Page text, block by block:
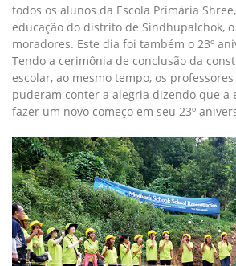
todos os alunos da Escola Primária
educação do distrito de Sindhupalchok,
moradores. Este dia foi também o 23º
Tendo a cerimônia de conclusão da
escolar, ao mesmo tempo, os
puderam conter a alegria dizendo que a
fazer um novo começo em seu 23º